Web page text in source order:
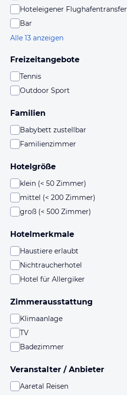
Hoteleigener Flughafentransfer
Bar
Alle 13 anzeigen
Freizeitangebote
Tennis
Outdoor Sport
Familien
Babybett zustellbar
Familienzimmer
Hotelgröße
klein (< 50 Zimmer)
mittel (< 200 Zimmer)
groß (< 500 Zimmer)
Hotelmerkmale
Haustiere erlaubt
Nichtraucherhotel
Hotel für Allergiker
Zimmerausstattung
Klimaanlage
TV
Badezimmer
Veranstalter / Anbieter
Aaretal Reisen